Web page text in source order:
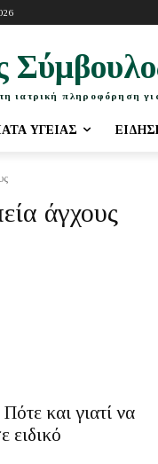
ιατρική πληροφόρηση
ΥΓΕΊΑΣ
άγχους
και γιατί να
ειδικό